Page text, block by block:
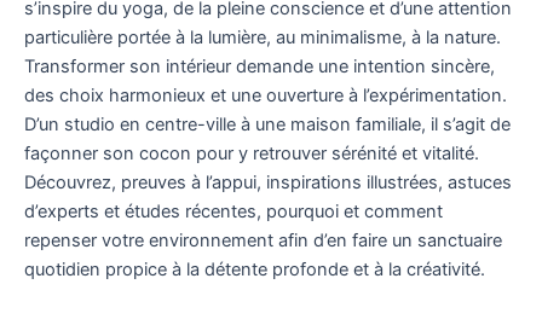
s’inspire du yoga, de la pleine conscience et d’une attention
particulière portée à la lumière, au minimalisme, à la nature.
Transformer son intérieur demande une intention sincère,
des choix harmonieux et une ouverture à l’expérimentation.
D’un studio en centre-ville à une maison familiale, il s’agit de
façonner son cocon pour y retrouver sérénité et vitalité.
Découvrez, preuves à l’appui, inspirations illustrées, astuces
d’experts et études récentes, pourquoi et comment
repenser votre environnement afin d’en faire un sanctuaire
quotidien propice à la détente profonde et à la créativité.